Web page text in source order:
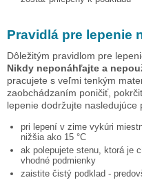
Pravidlá pre lepenie
Dôležitým pravidlom pre
Nikdy neponáhľajte a
pracujete s veľmi tenkým
zaobchádzaním poničiť,
lepenie dodržujte nasledujúce
pri lepení v zime vykúri
nižšia ako 15 °C
ak polepujete stenu, ktorá je
vhodné podmienky
zaistite čistý podklad -